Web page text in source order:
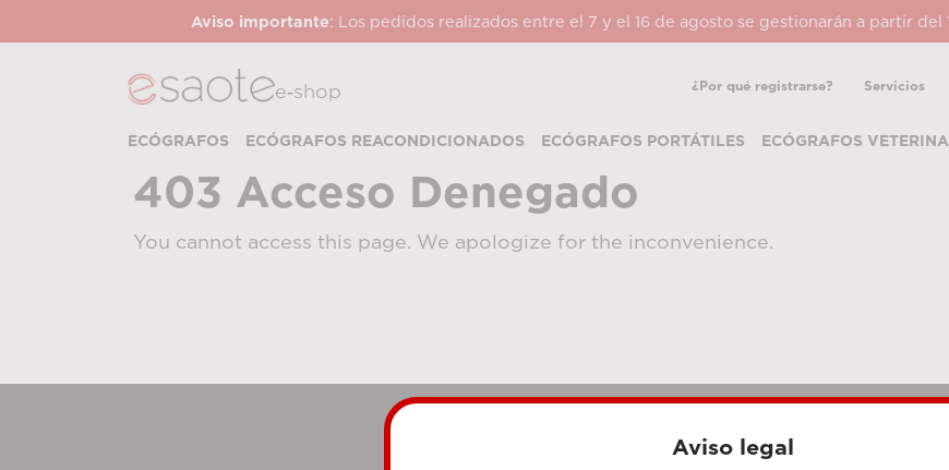
Aviso importante: Los pedidos realizados entre el 7 y el 16 de agosto se gestionarán a partir del
e‑shop ¿Por qué registrarse? Servicios
ECÓGRAFOS ECÓGRAFOS REACONDICIONADOS ECÓGRAFOS PORTÁTILES ECÓGRAFOS
403 Acceso Denegado
You cannot access this page. We apologize for the inconvenience.
Aviso legal